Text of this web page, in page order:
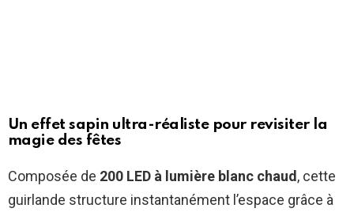
Un effet sapin ultra-réaliste pour revisiter la
magie des fêtes
Composée de 200 LED à lumière blanc chaud , cette
guirlande structure instantanément l’espace grâce à